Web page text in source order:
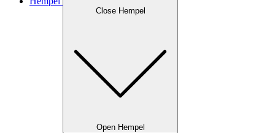
Close Hempel
Open Hempel